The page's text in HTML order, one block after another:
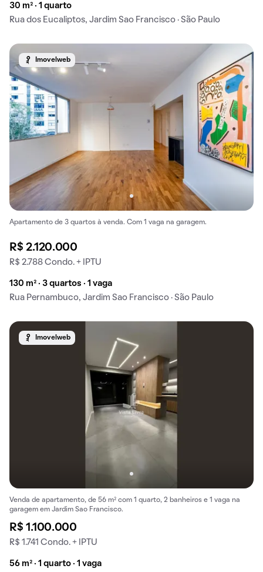
30 m² · 1 quarto
Rua dos Eucaliptos, Jardim Sao Francisco · São Paulo
Imovelweb
Apartamento de 3 quartos à venda. Com 1 vaga na garagem.
R$ 2.120.000
R$ 2.788 Condo. + IPTU
130 m² · 3 quartos · 1 vaga
Rua Pernambuco, Jardim Sao Francisco · São Paulo
Imovelweb
Venda de apartamento, de 56 m² com 1 quarto, 2 banheiros e 1 vaga na
garagem em Jardim Sao Francisco.
R$ 1.100.000
R$ 1.741 Condo. + IPTU
56 m² · 1 quarto · 1 vaga